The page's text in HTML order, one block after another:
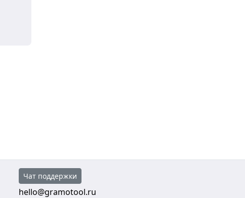
Чат поддержки
hello@gramotool.ru